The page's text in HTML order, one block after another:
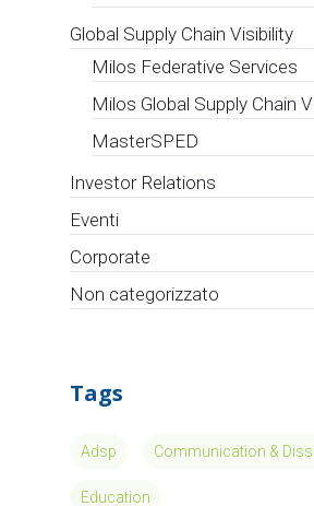
Global Supply Chain Visibility
Milos Federative Services
Milos Global Supply Chain
MasterSPED
Investor Relations
Eventi
Corporate
Non categorizzato
Tags
Adsp Communication &
Education